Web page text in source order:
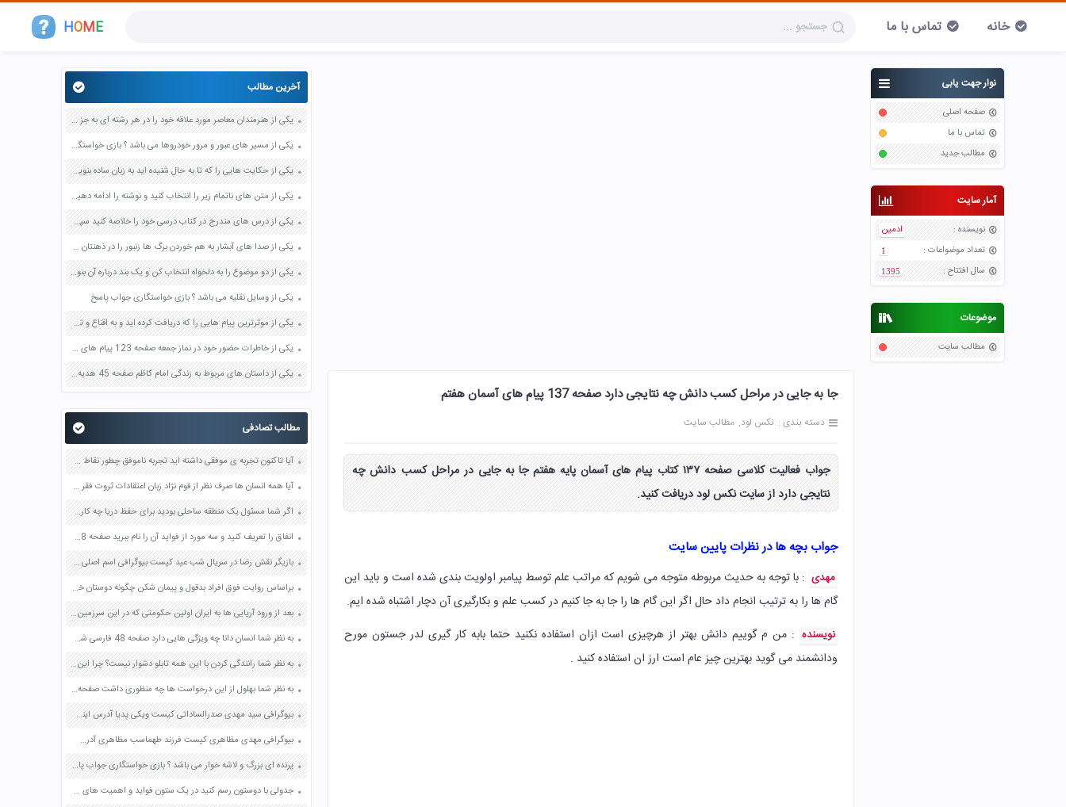
HOME خانه تماس با ما
نوار جهت یابی
صفحه اصلی
تماس با ما
مطالب جدید
آمار سایت
نویسنده :
ادمین
تعداد موضواعات :
1
سال افتتاح :
1395
موضوعات
مطالب سایت
جا به جایی در مراحل کسب دانش چه نتایجی دارد صفحه 137 پیام های آسمان هفتم
دسته بندی : نکس لود مطالب سایت
جواب فعالیت کلاسی صفحه ۱۳۷ کتاب پیام های آسمان پایه هفتم جا به جایی در مراحل کسب دانش چه
نتایجی دارد از سایت نکس لود دریافت کنید.
جواب بچه ها در نظرات پایین سایت
مهدی : با توجه به حدیث مربوطه متوجه می شویم که مراتب علم توسط پیامبر اولویت بندی شده است و باید این
گام ها را به ترتیب انجام داد حال اگر این گام ها را جا به جا کنیم در کسب علم و بکارگیری آن دچار اشتباه شده ایم.
نویسنده : من م گوییم دانش بهتر از هرچیزی است ازان استفاده نکنید حتما بابه کار گیری لدر جستون مورح
ودانشمند می گوید بهترین چیز عام است ارز ان استفاده کنید .
آخرین مطالب
یکی از هنرمندان معاصر مورد علاقه خود را در هر رشته ای به جز عکاسی صفحه 69 فرهنگ و هنر نهم
یکی از مسیر های عبور و مرور خودروها می باشد ؟ بازی خواستگاری جواب پاسخ
یکی از حکایت هایی را که تا به حال شنیده اید به زبان ساده بنویسید صفحه 97 نگارش ششم دبستان
یکی از متن های ناتمام زیر را انتخاب کنید و نوشته را ادامه دهید صفحه 73 و 74 کتاب نگارش فارسی پنجم دبستان
یکی از درس های مندرج در کتاب درسی خود را خلاصه کنید سپس متن خلاصه شده را با بهره گیری از روش های دسته بندی نمودار جدول نقشه مفهومی نشان دهید صفحه 118 نگارش یازدهم
یکی از صدا های آبشار به هم خوردن برگ ها زنبور را در ذهنتان مجسم کنید و درباره آن یک بند بنویسید صفحه 11 نگارش پنجم
یکی از دو موضوع را به دلخواه انتخاب کن و یک بند درباره آن بنویس صفحه 35 کتاب نگارش فارسی سوم
یکی از وسایل نقلیه می باشد ؟ بازی خواستگاری جواب پاسخ
یکی از موثرترین پیام هایی را که دریافت کرده اید و به اقناع و تغییری جدی در شما منجر شده است برسی کنید و علت این تاثیر گذاری قابل توجه را بنویسید صفحه 52 تفکر و سواد رسانه ای دهم
یکی از خاطرات حضور خود در نماز جمعه صفحه 123 پیام های آسمان هفتم
یکی از داستان های مربوط به زندگی امام کاظم صفحه 45 هدیه های آسمان چهارم
مطالب تصادفی
آیا تاکنون تجربه ی موفقی داشته اید تجربه ناموفق چطور نقاط ضعف و قوت شما در این کارها صفحه 83 هدیه های آسمان ششم
آیا همه انسان ها صرف نظر از قوم نژاد زبان اعتقادات ثروت فقر دارای حقوق طبیعی هستند صفحه 2 مطالعات اجتماعی هفتم
اگر شما مسئول یک منطقه ساحلی بودید برای حفظ دریا چه کارهایی میکردید صفحه 96 اجتماعی ششم
انفاق را تعریف کنید و سه مورد از فواید آن را نام ببرید صفحه 128 پیام های آسمان نهم
بازیگر نقش رضا در سریال شب عید کیست بیوگرافی اسم اصلی واقعی ویکی پدیا
براساس روایت فوق افراد بدقول و پیمان شکن چگونه دوستان خود را از دست می دهند؟ صفحه 146 پیام های آسمان هفتم
بعد از ورود آریایی ها به ایران اولین حکومتی که در این سرزمین تشکیل شد چه نام داشت؟ این حکومت چگونه تشکیل شد؟ صفحه 50 مطالعات اجتماعی چهارم
به نظر شما انسان دانا چه ویژگی هایی دارد صفحه 48 فارسی ششم
به نظر شما رانندگی کردن با این همه تابلو دشوار نیست؟ چرا این تابلوها در مسیر رانندگان قرار داده شده است؟ صفحه 66 پیام های آسمان هشتم
به نظر شما بهلول از این درخواست ها چه منظوری داشت صفحه 26 پیام های آسمان هفتم
بیوگرافی سید مهدی صدرالساداتی کیست ویکی پدیا آدرس اینستاگرام
بیوگرافی مهدی مظاهری کیست فرزند طهماسب مظاهری آدرس اینستاگرام آقازاده
پرنده ای بزرگ و لاشه خوار می باشد ؟ بازی خواستگاری جواب پاسخ
جدولی با دوستون رسم کنید در یک ستون فواید و اهمیت های جنگل های آمازون و در ستون دیگر علل تخریب آنها را فهرست کنید صفحه 40 مطالعات اجتماعی نهم